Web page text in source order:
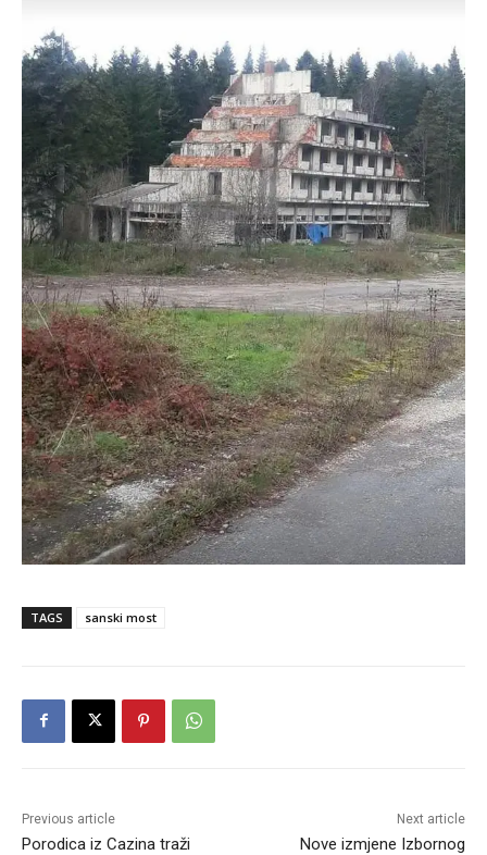
TAGS sanski most
Previous article
Porodica iz Cazina traži
Next article
Nove izmjene Izbornog